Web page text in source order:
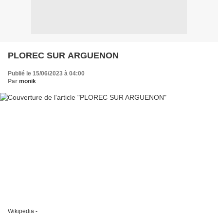
PLOREC SUR ARGUENON
Publié le 15/06/2023 à 04:00
Par monik
Wikipedia -